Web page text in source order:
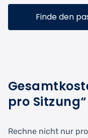
Finde den
pro
Rechne nicht nur